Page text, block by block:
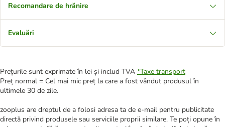
Recomandare de hrănire
Evaluări
Prețurile sunt exprimate în lei și includ TVA *Taxe transport
Preț normal = Cel mai mic preț la care a fost vândut produsul în
ultimele 30 de zile.
zooplus are dreptul de a folosi adresa ta de e-mail pentru publicitate
directă privind produsele sau serviciile proprii similare. Te poți opune în